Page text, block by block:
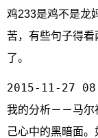
鸡233是鸡不是龙
苦，有些句子得
了。
2015-11-27
我的分析－－马尔
己心中的黑暗面